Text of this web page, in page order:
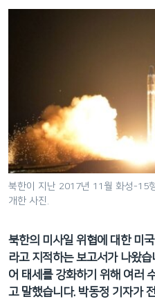
비
게
이
션
으
이
동
검
북한이 지난 2017년 11월 화성-15
개한 사진.
북한의 미사일 위협에 대한 미
라고 지적하는 보고서가 나왔
어 태세를 강화하기 위해 여러
고 말했습니다. 박동정 기자가